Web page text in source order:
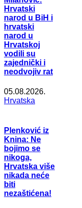
Hrvatski
narod u BiH i
hrvatski
narod u
Hrvatskoj
vodili su
zajednički i
neodvojiv rat
05.08.2026.
Hrvatska
Plenković iz
Knina: Ne
bojimo se
nikoga,
Hrvatska više
nikada neće
biti
nezaštićena!